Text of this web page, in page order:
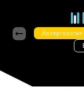
Аллергология